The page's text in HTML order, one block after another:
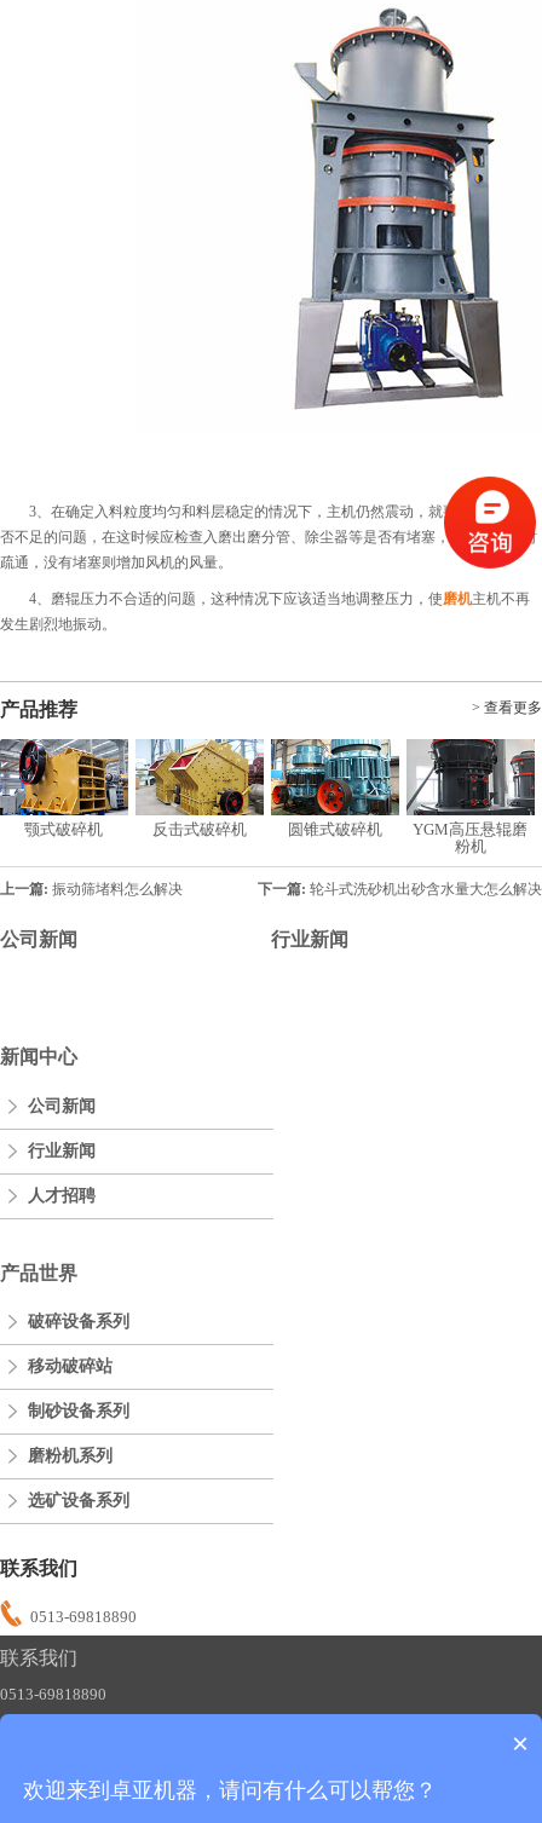
3、在确定入料粒度均匀和料层稳定的情况下，主机仍然震动，就要考虑风量是
否不足的问题，在这时候应检查入磨出磨分管、除尘器等是否有堵塞，如有堵塞及时
疏通，没有堵塞则增加风机的风量。
4、磨辊压力不合适的问题，这种情况下应该适当地调整压力，使磨机主机不再
发生剧烈地振动。
产品推荐 > 查看更多
颚式破碎机 反击式破碎机 圆锥式破碎机
YGM高压悬辊磨
粉机
上一篇: 振动筛堵料怎么解决 下一篇: 轮斗式洗砂机出砂含水量大怎么解决
公司新闻 行业新闻
新闻中心
公司新闻
行业新闻
人才招聘
产品世界
破碎设备系列
移动破碎站
制砂设备系列
磨粉机系列
选矿设备系列
联系我们
0513-69818890
联系我们
0513-69818890
友情链接： 制砂机 碎石机 磨粉机
移动破碎站
×
欢迎来到卓亚机器，请问有什么可以帮您？